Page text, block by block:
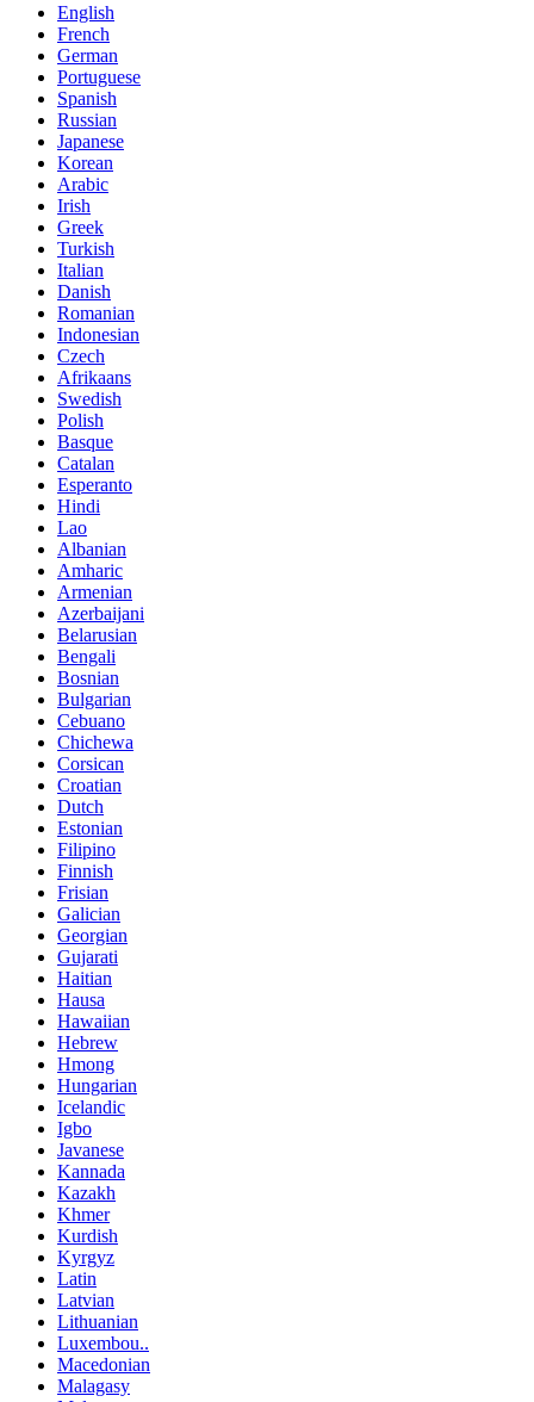
English
French
German
Portuguese
Spanish
Russian
Japanese
Korean
Arabic
Irish
Greek
Turkish
Italian
Danish
Romanian
Indonesian
Czech
Afrikaans
Swedish
Polish
Basque
Catalan
Esperanto
Hindi
Lao
Albanian
Amharic
Armenian
Azerbaijani
Belarusian
Bengali
Bosnian
Bulgarian
Cebuano
Chichewa
Corsican
Croatian
Dutch
Estonian
Filipino
Finnish
Frisian
Galician
Georgian
Gujarati
Haitian
Hausa
Hawaiian
Hebrew
Hmong
Hungarian
Icelandic
Igbo
Javanese
Kannada
Kazakh
Khmer
Kurdish
Kyrgyz
Latin
Latvian
Lithuanian
Luxembou..
Macedonian
Malagasy